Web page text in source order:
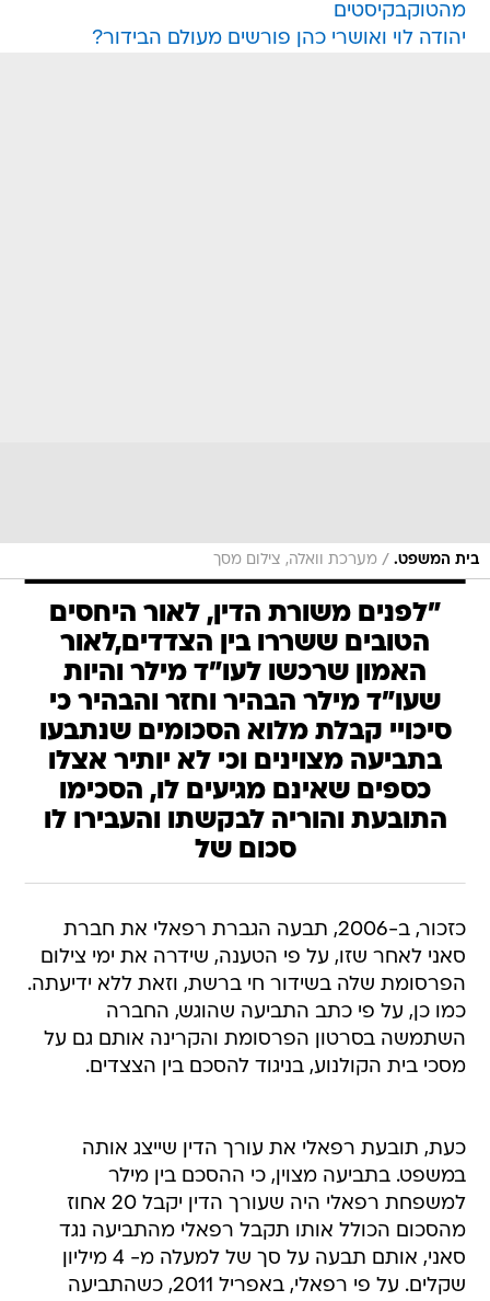
מהטוקבקיסטים
יהודה לוי ואושרי כהן פורשים מעולם הבידור?
בית המשפט. / מערכת וואלה, צילום מסך
"לפנים משורת הדין, לאור היחסים
הטובים ששררו בין הצדדים,לאור
האמון שרכשו לעו"ד מילר והיות
שעו"ד מילר הבהיר וחזר והבהיר כי
סיכויי קבלת מלוא הסכומים שנתבעו
בתביעה מצוינים וכי לא יותיר אצלו
כספים שאינם מגיעים לו, הסכימו
התובעת והוריה לבקשתו והעבירו לו
סכום של
כזכור, ב-2006, תבעה הגברת רפאלי את חברת
סאני לאחר שזו, על פי הטענה, שידרה את ימי צילום
הפרסומת שלה בשידור חי ברשת, וזאת ללא ידיעתה.
כמו כן, על פי כתב התביעה שהוגש, החברה
השתמשה בסרטון הפרסומת והקרינה אותם גם על
מסכי בית הקולנוע, בניגוד להסכם בין הצצדים.
כעת, תובעת רפאלי את עורך הדין שייצג אותה
במשפט. בתביעה מצוין, כי ההסכם בין מילר
למשפחת רפאלי היה שעורך הדין יקבל 20 אחוז
מהסכום הכולל אותו תקבל רפאלי מהתביעה נגד
סאני, אותם תבעה על סך של למעלה מ- 4 מיליון
שקלים. על פי רפאלי, באפריל 2011, כשהתביעה